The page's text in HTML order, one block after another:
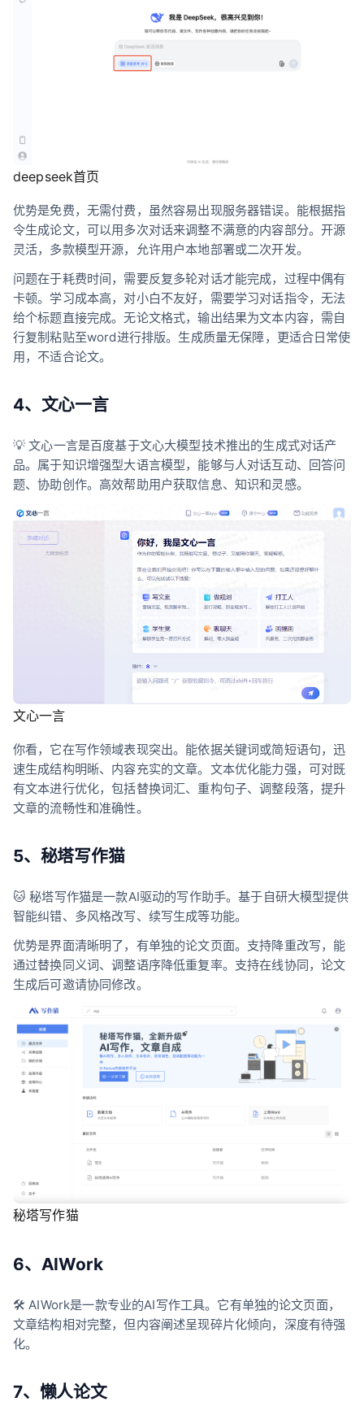
deepseek首页
优势是免费，无需付费，虽然容易出现服务器错误。能根据指
令生成论文，可以用多次对话来调整不满意的内容部分。开源
灵活，多款模型开源，允许用户本地部署或二次开发。
问题在于耗费时间，需要反复多轮对话才能完成，过程中偶有
卡顿。学习成本高，对小白不友好，需要学习对话指令，无法
给个标题直接完成。无论文格式，输出结果为文本内容，需自
行复制粘贴至word进行排版。生成质量无保障，更适合日常使
用，不适合论文。
4、文心一言
💡 文心一言是百度基于文心大模型技术推出的生成式对话产
品。属于知识增强型大语言模型，能够与人对话互动、回答问
题、协助创作。高效帮助用户获取信息、知识和灵感。
文心一言
你看，它在写作领域表现突出。能依据关键词或简短语句，迅
速生成结构明晰、内容充实的文章。文本优化能力强，可对既
有文本进行优化，包括替换词汇、重构句子、调整段落，提升
文章的流畅性和准确性。
5、秘塔写作猫
🐱 秘塔写作猫是一款AI驱动的写作助手。基于自研大模型提供
智能纠错、多风格改写、续写生成等功能。
优势是界面清晰明了，有单独的论文页面。支持降重改写，能
通过替换同义词、调整语序降低重复率。支持在线协同，论文
生成后可邀请协同修改。
秘塔写作猫
6、AIWork
🛠️ AIWork是一款专业的AI写作工具。它有单独的论文页面，
文章结构相对完整，但内容阐述呈现碎片化倾向，深度有待强
化。
7、懒人论文